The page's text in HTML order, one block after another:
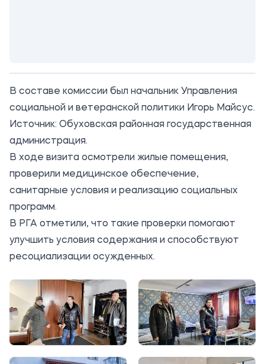
В составе комиссии был начальник Управления
социальной и ветеранской политики Игорь Майсус.
Источник: Обуховская районная государственная
администрация.
В ходе визита осмотрели жилые помещения,
проверили медицинское обеспечение,
санитарные условия и реализацию социальных
программ.
В РГА отметили, что такие проверки помогают
улучшить условия содержания и способствуют
ресоциализации осужденных.